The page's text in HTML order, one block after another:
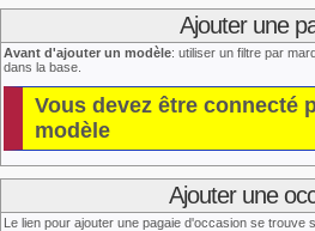
Ajouter une
Avant d'ajouter un modèle: utiliser un filtre par
dans la base.
Vous devez être connecté
modèle
Ajouter une
Le lien pour ajouter une pagaie d'occasion se trouve